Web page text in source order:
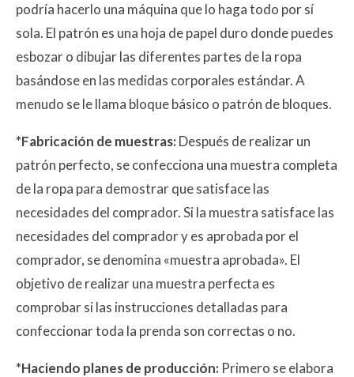
podría hacerlo una máquina que lo haga todo por sí
sola. El patrón es una hoja de papel duro donde puedes
esbozar o dibujar las diferentes partes de la ropa
basándose en las medidas corporales estándar. A
menudo se le llama bloque básico o patrón de bloques.
*Fabricación de muestras:Después de realizar un
patrón perfecto, se confecciona una muestra completa
de la ropa para demostrar que satisface las
necesidades del comprador. Si la muestra satisface las
necesidades del comprador y es aprobada por el
comprador, se denomina «muestra aprobada». El
objetivo de realizar una muestra perfecta es
comprobar si las instrucciones detalladas para
confeccionar toda la prenda son correctas o no.
*Haciendo planes de producción: Primero se elabora